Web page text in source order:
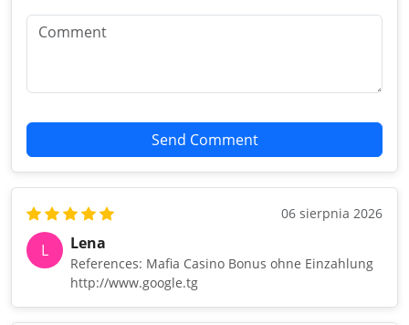
Send Comment
06 sierpnia 2026
L Lena
References: Mafia Casino Bonus ohne Einzahlung
http://www.google.tg